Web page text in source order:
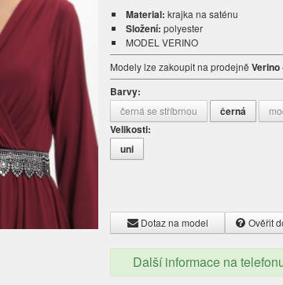
Material: krajka na saténu
Složení: polyester
MODEL VERINO
Modely lze zakoupit na prodejně Verino
Barvy:
černá se stříbrnou černá
Velikosti:
uni
Dotaz na model Ověřit
Další informace na